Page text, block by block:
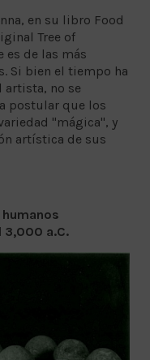
en su libro Food
Tree of
es de las más
Si bien el tiempo ha
no se
postular que los
"mágica", y
artística de sus
3,000 a.C.